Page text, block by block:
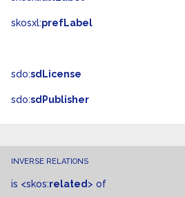
skosxl:prefLabel
sdo:sdLicense
sdo:sdPublisher
INVERSE RELATIONS
is <skos:related > of